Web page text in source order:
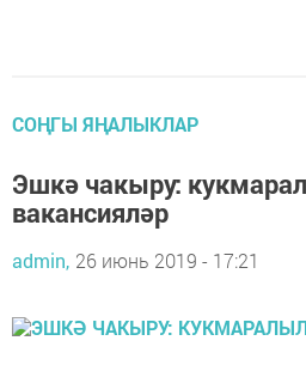
СОҢГЫ ЯҢАЛЫКЛАР
Эшкә чакыру:
вакансияләр
admin, 26 июнь 2019 - 17:21